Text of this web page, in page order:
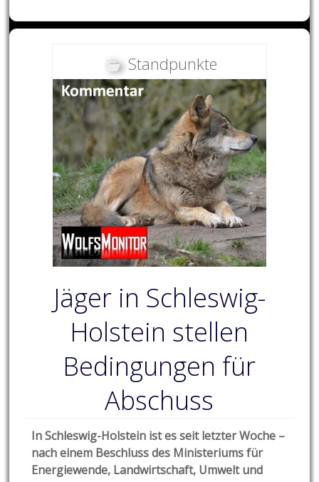
Standpunkte
Jäger in Schleswig-
Holstein stellen
Bedingungen für
Abschuss
In Schleswig-Holstein ist es seit letzter Woche –
nach einem Beschluss des Ministeriums für
Energiewende, Landwirtschaft, Umwelt und